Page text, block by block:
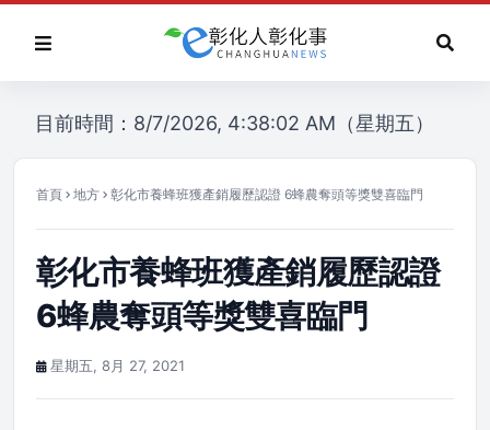
目前時間：8/7/2026, 4:38:02 AM（星期五）
首頁 地方 彰化市養蜂班獲產銷履歷認證 6蜂農奪頭等獎雙喜臨門
彰化市養蜂班獲產銷履歷認證
6蜂農奪頭等獎雙喜臨門
星期五, 8月 27, 2021